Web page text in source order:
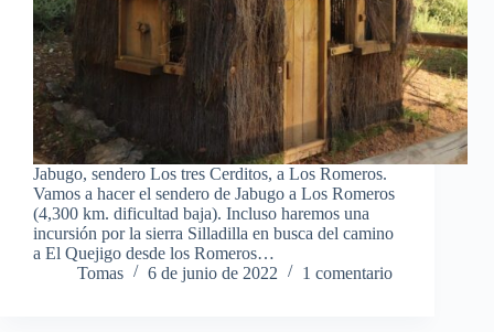
Jabugo, sendero Los tres Cerditos, a Los Romeros.
Vamos a hacer el sendero de Jabugo a Los Romeros
(4,300 km. dificultad baja). Incluso haremos una
incursión por la sierra Silladilla en busca del camino
a El Quejigo desde los Romeros…
Tomas
6 de junio de 2022 1 comentario